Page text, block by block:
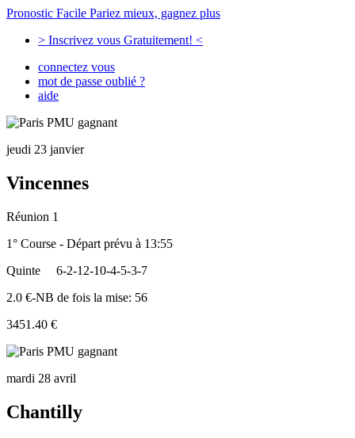
Pronostic Facile Pariez mieux, gagnez plus
> Inscrivez vous Gratuitement! <
connectez vous
mot de passe oublié ?
aide
jeudi 23 janvier
Vincennes
Réunion 1
1° Course - Départ prévu à 13:55
Quinte
6-2-12-10-4-5-3-7
2.0 €-NB de fois la mise: 56
3451.40 €
mardi 28 avril
Chantilly